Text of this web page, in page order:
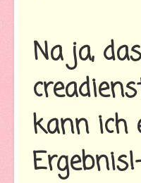
Na ja,
kann ich